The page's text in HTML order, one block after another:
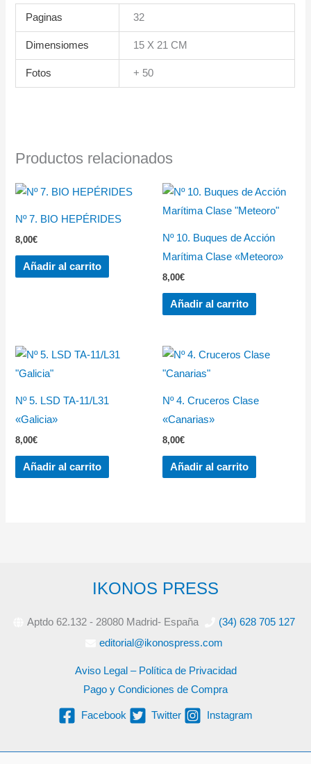
Paginas 32
Dimensiomes 15 X 21 CM
Fotos + 50
Productos relacionados
Nº 7. BIO HEPÉRIDES
8,00€
Añadir al carrito
Nº 10. Buques de Acción
Marítima Clase «Meteoro»
8,00€
Añadir al carrito
Nº 5. LSD TA-11/L31
«Galicia»
8,00€
Añadir al carrito
Nº 4. Cruceros Clase
«Canarias»
8,00€
Añadir al carrito
IKONOS PRESS
Aptdo 62.132 - 28080 Madrid- España
(34) 628 705 127
editorial@ikonospress.com
Aviso Legal – Política de Privacidad
Pago y Condiciones de Compra
Facebook Twitter Instagram